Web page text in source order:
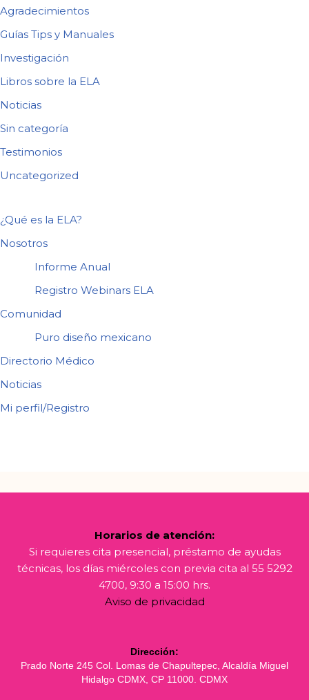
Agradecimientos
Guías Tips y Manuales
Investigación
Libros sobre la ELA
Noticias
Sin categoría
Testimonios
Uncategorized
¿Qué es la ELA?
Nosotros
Informe Anual
Registro Webinars ELA
Comunidad
Puro diseño mexicano
Directorio Médico
Noticias
Mi perfil/Registro
Horarios de atención:
Si requieres cita presencial, préstamo de ayudas
técnicas, los días miércoles con previa cita al 55 5292
4700, 9:30 a 15:00 hrs.
Aviso de privacidad
Dirección:
Prado Norte 245 Col. Lomas de Chapultepec, Alcaldía Miguel
Hidalgo CDMX, CP 11000. CDMX